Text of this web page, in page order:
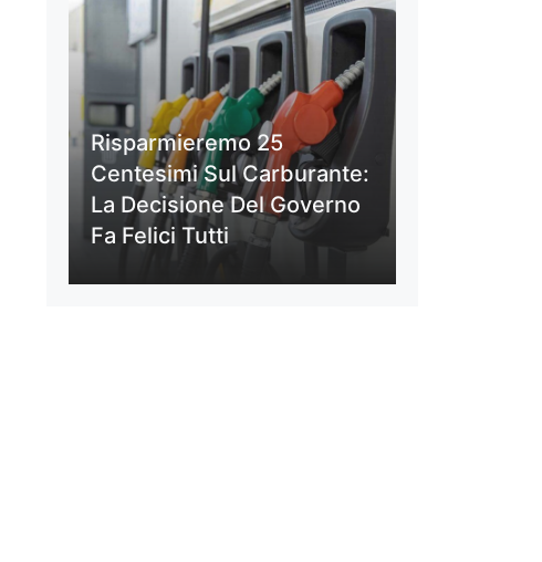
Risparmieremo 25
Centesimi Sul Carburante:
La Decisione Del Governo
Fa Felici Tutti